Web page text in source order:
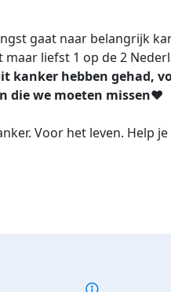
gaat naar belangrijk
liefst 1 op de 2
kanker hebben gehad,
die we moeten missen❤️
Voor het leven. Help je